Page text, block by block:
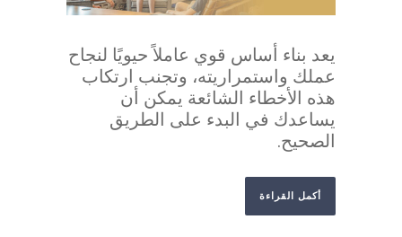
يعد بناء أساس قوي عاملاً حيويًا لنجاح
عملك واستمراريته، وتجنب ارتكاب
هذه الأخطاء الشائعة يمكن أن
يساعدك في البدء على الطريق
الصحيح.
أكمل القراءة